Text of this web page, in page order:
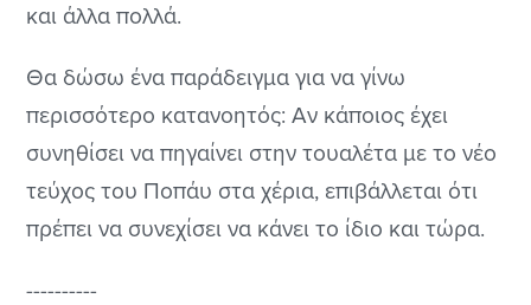
και άλλα πολλά.
Θα δώσω ένα παράδειγμα για να γίνω
περισσότερο κατανοητός: Αν κάποιος έχει
συνηθίσει να πηγαίνει στην τουαλέτα με το νέο
τεύχος του Ποπάυ στα χέρια, επιβάλλεται ότι
πρέπει να συνεχίσει να κάνει το ίδιο και τώρα.
----------